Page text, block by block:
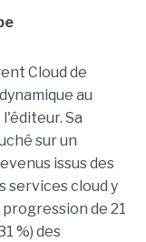
Cloud de
au
Sa
sur un
issus des
services cloud y
de 21
%) des